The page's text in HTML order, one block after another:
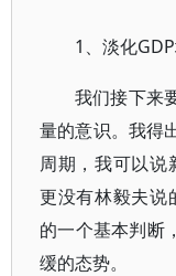
1、淡化
我们接下来
量的意识。我得
周期，我可以说
更没有林毅夫说
的一个基本判断
缓的态势。